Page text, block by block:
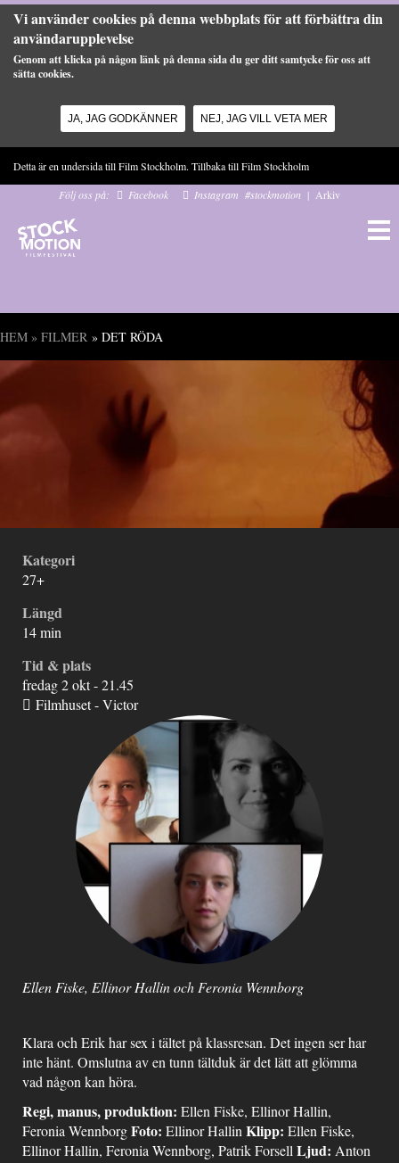
Vi använder cookies på denna webbplats för att förbättra din
användarupplevelse
Genom att klicka på någon länk på denna sida du ger ditt samtycke för oss att
sätta cookies.
JA, JAG GODKÄNNER NEJ, JAG VILL VETA MER
Detta är en undersida till Film Stockholm. Tillbaka tillFilm Stockholm
Följ oss på:
Facebook Instagram #stockmotion | Arkiv
Du är här
HEM » FILMER » DET RÖDA
Kategori
27+
Längd
14 min
Tid & plats
fredag 2 okt - 21.45
Filmhuset - Victor
Ellen Fiske, Ellinor Hallin och Feronia Wennborg
Klara och Erik har sex i tältet på klassresan. Det ingen ser har
inte hänt. Omslutna av en tunn tältduk är det lätt att glömma
vad någon kan höra.
Regi, manus, produktion: Ellen Fiske, Ellinor Hallin,
Feronia WennborgFoto: Ellinor Hallin Klipp: Ellen Fiske,
Ellinor Hallin, Feronia Wennborg, Patrik Forsell Ljud: Anton